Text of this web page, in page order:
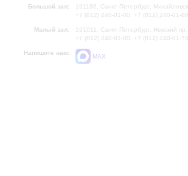
Большой зал:
191186, Санкт-Петербург,
+7 (812) 240-01-00, +7 (812) 240-01-80
Малый зал:
191011, Санкт-Петербург, Невский
+7 (812) 240-01-00, +7 (812) 240-01-70
Напишите нам:
MAX